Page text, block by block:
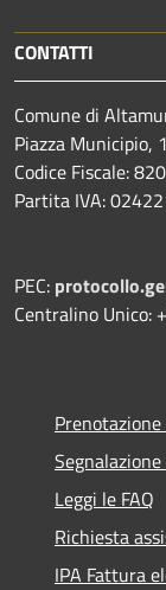
CONTATTI
Comune di
Piazza Municipio,
Codice Fiscale:
Partita IVA:
PEC:
Centralino Unico:
Leggi le FAQ
Richiesta
IPA Fattura